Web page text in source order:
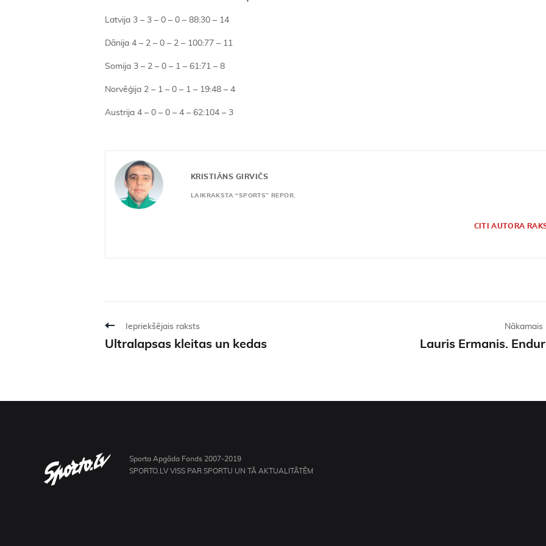
Latvija 3 – 3 – 0 – 0 – 88:30 – 14
Dānija 4 – 2 – 0 – 2 – 100:77 – 11
Somija 3 – 2 – 0 – 1 – 61:71 – 8
Norvēģija 2 – 1 – 0 – 1 – 19:48 – 4
Austrija 4 – 0 – 0 – 4 – 62:104 – 3
KRISTIĀNS GIRVIČS
LAIKRAKSTA “SPORTS” REPOR.
CITI AUTORA
Iepriekšējais raksts
Ultralapsas kleitas un kedas
Nākamais
Lauris Ermanis.
Sporta Apgāda Fonds 2007-2019
SPORTO.LV VISS PAR SPORTU UN TĀ AKTUALITĀTĒM